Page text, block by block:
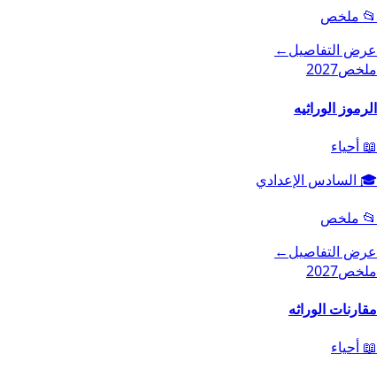
📂 ملخص
عرض التفاصيل←
ملخص2027
الرموز الوراثيه
📖 أحياء
🎓 السادس الإعدادي
📂 ملخص
عرض التفاصيل←
ملخص2027
مقارنات الوراثه
📖 أحياء